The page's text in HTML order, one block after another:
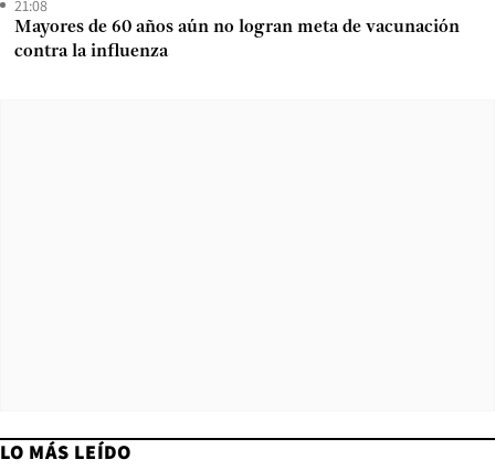
21:08
Mayores de 60 años aún no logran meta de vacunación
contra la influenza
LO MÁS LEÍDO